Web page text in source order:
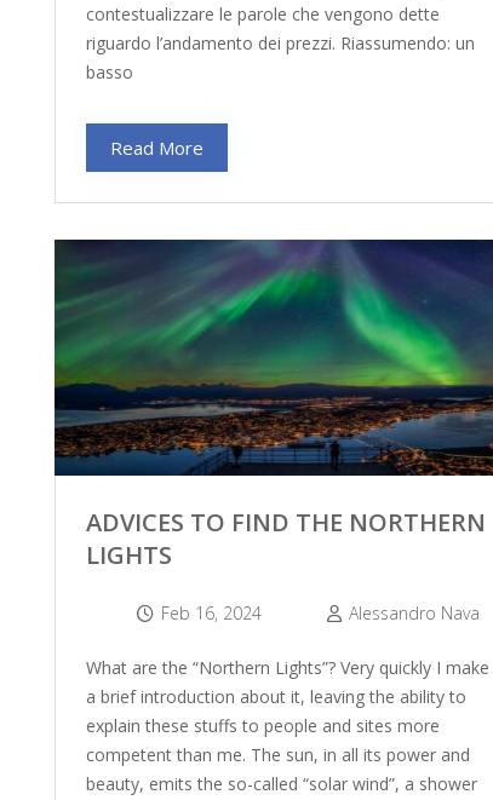
contestualizzare le parole che vengono dette
riguardo l’andamento dei prezzi. Riassumendo: un
basso
Read More
ADVICES TO FIND THE NORTHERN
LIGHTS
Feb 16, 2024 Alessandro Nava
What are the “Northern Lights”? Very quickly I make
a brief introduction about it, leaving the ability to
explain these stuffs to people and sites more
competent than me. The sun, in all its power and
beauty, emits the so-called “solar wind”, a shower